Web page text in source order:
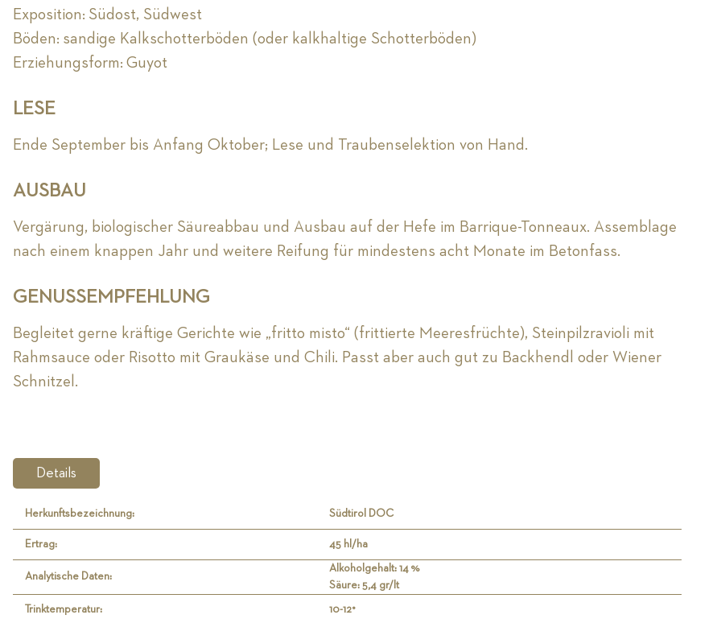
Exposition: Südost, Südwest
Böden: sandige Kalkschotterböden (oder kalkhaltige Schotterböden)
Erziehungsform: Guyot
LESE
Ende September bis Anfang Oktober; Lese und Traubenselektion von Hand.
AUSBAU
Vergärung, biologischer Säureabbau und Ausbau auf der Hefe im Barrique-Tonneaux. Assemblage
nach einem knappen Jahr und weitere Reifung für mindestens acht Monate im Betonfass.
GENUSSEMPFEHLUNG
Begleitet gerne kräftige Gerichte wie „fritto misto“ (frittierte Meeresfrüchte), Steinpilzravioli mit
Rahmsauce oder Risotto mit Graukäse und Chili. Passt aber auch gut zu Backhendl oder Wiener
Schnitzel.
Details
Herkunftsbezeichnung: Südtirol DOC
Ertrag: 45 hl/ha
Analytische Daten:
Alkoholgehalt: 14 %
Säure: 5,4 gr/lt
Trinktemperatur: 10-12°